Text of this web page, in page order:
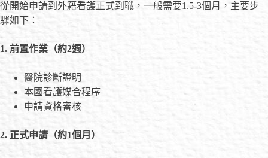
從開始申請到外籍看護正式到職，一般需要1.5-3個月，主要步
驟如下：
1. 前置作業（約2週）
醫院診斷證明
本國看護媒合程序
申請資格審核
2. 正式申請（約1個月）